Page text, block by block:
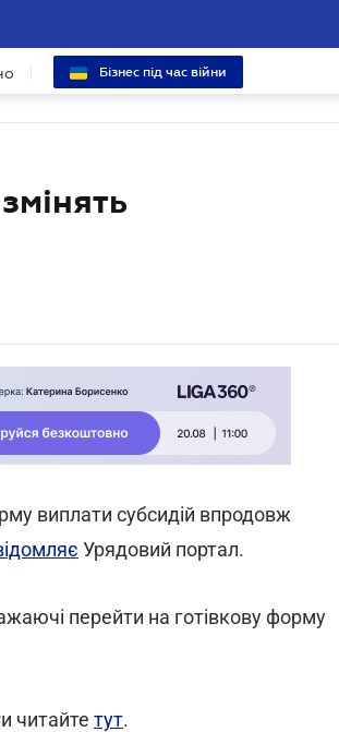
Бізнес під час війни
виплати субсидій впродовж
Урядовий портал.
перейти на готівкову форму
читайте тут.